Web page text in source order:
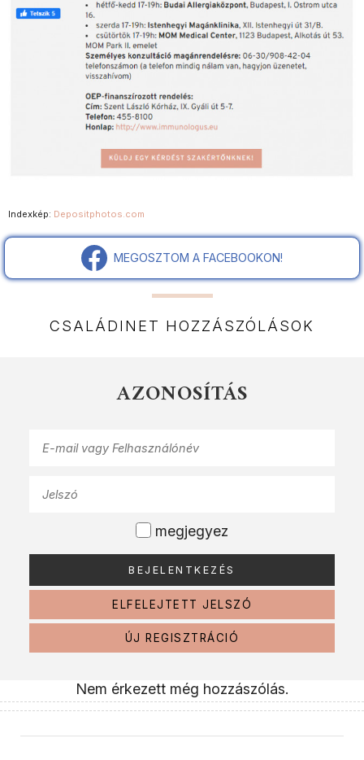
Indexkép: Depositphotos.com
MEGOSZTOM A FACEBOOKON!
CSALÁDINET HOZZÁSZÓLÁSOK
AZONOSÍTÁS
megjegyez
ELFELEJTETT JELSZÓ
ÚJ REGISZTRÁCIÓ
Nem érkezett még hozzászólás.